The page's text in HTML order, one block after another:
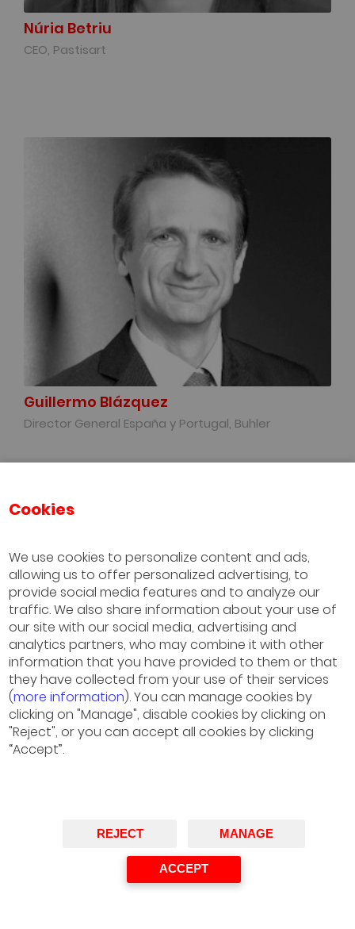
Cookies
We use cookies to personalize content and ads,
allowing us to offer personalized advertising, to
provide social media features and to analyze our
traffic. We also share information about your use of
our site with our social media, advertising and
analytics partners, who may combine it with other
information that you have provided to them or that
they have collected from your use of their services
(more information). You can manage cookies by
clicking on "Manage", disable cookies by clicking on
"Reject", or you can accept all cookies by clicking
“Accept”.
REJECT MANAGE
ACCEPT
Núria Betriu
CEO, Pastisart
Guillermo Blázquez
Director General España y Portugal, Buhler